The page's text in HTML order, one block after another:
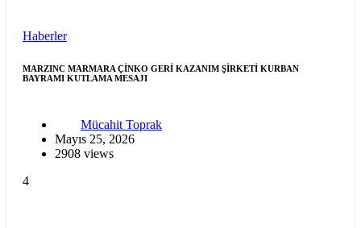
Haberler
MARZINC MARMARA ÇİNKO GERİ KAZANIM ŞİRKETİ KURBAN
BAYRAMI KUTLAMA MESAJI
Mücahit Toprak
Mayıs 25, 2026
2908 views
4